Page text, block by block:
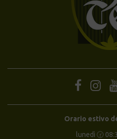
Orario estivo
lunedì 🕝